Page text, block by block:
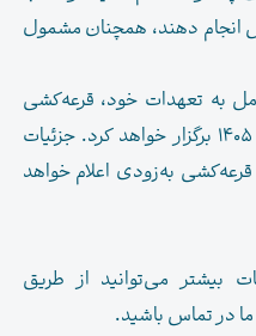
دهند، همچنان مشمول
به تعهدات خود، قرعه‌کشی
این کمپین را تا پایان فروردین‌ماه ۱۴۰۵ برگزار خواهد کرد. جزئیات
به‌زودی اعلام خواهد
بیشتر می‌توانید از طریق
در تماس باشید.